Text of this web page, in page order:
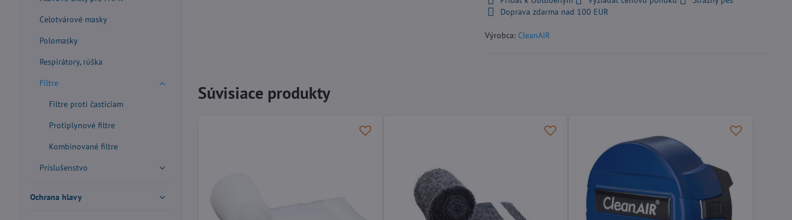
Doprava zdarma nad 100 EUR
Výrobca: CleanAIR
Súvisiace produkty
Celotvárové masky
Polomasky
Respirátory, rúška
Filtre
Filtre proti časticiam
Protiplynové filtre
Kombinované filtre
Príslušenstvo
Ochrana hlavy